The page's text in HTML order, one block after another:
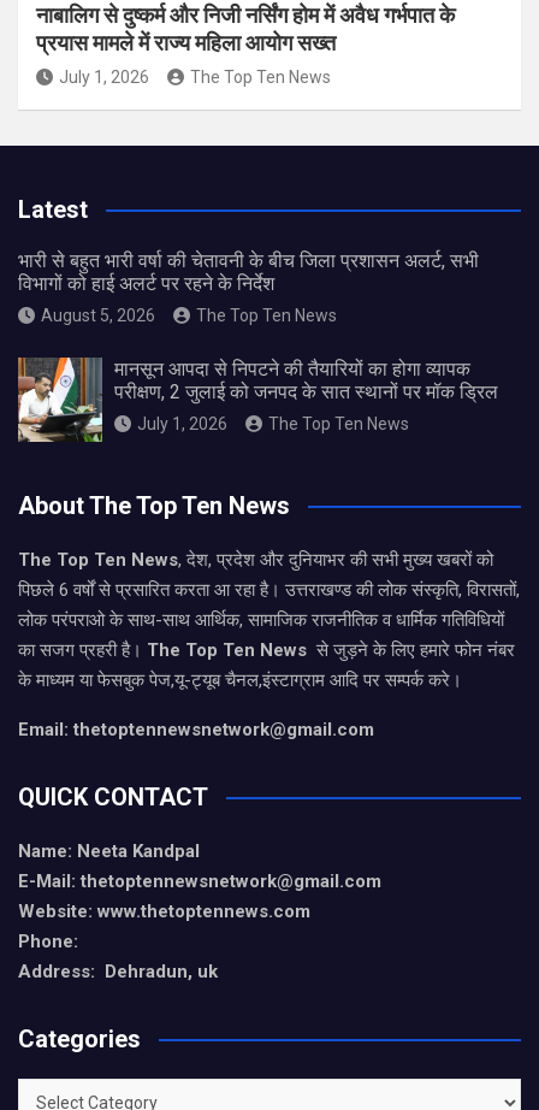
नाबालिग से दुष्कर्म और निजी नर्सिंग होम में अवैध गर्भपात के
प्रयास मामले में राज्य महिला आयोग सख्त
July 1, 2026 The Top Ten News
Latest
भारी से बहुत भारी वर्षा की चेतावनी के बीच जिला प्रशासन अलर्ट, सभी
विभागों को हाई अलर्ट पर रहने के निर्देश
August 5, 2026 The Top Ten News
मानसून आपदा से निपटने की तैयारियों का होगा व्यापक
परीक्षण, 2 जुलाई को जनपद के सात स्थानों पर मॉक ड्रिल
July 1, 2026 The Top Ten News
About The Top Ten News
The Top Ten News, देश, प्रदेश और दुनियाभर की सभी मुख्य खबरों को
पिछले 6 वर्षों से प्रसारित करता आ रहा है। उत्तराखण्ड की लोक संस्कृति, विरासतों,
लोक परंपराओ के साथ-साथ आर्थिक, सामाजिक राजनीतिक व धार्मिक गतिविधियों
का सजग प्रहरी है। The Top Ten News से जुड़ने के लिए हमारे फोन नंबर
के माध्यम या फेसबुक पेज,यू-ट्यूब चैनल,इंस्टाग्राम आदि पर सम्पर्क करे।
Email: thetoptennewsnetwork@gmail.com
QUICK CONTACT
Name: Neeta Kandpal
E-Mail: thetoptennewsnetwork@gmail.com
Website: www.thetoptennews.com
Phone:
Address: Dehradun, uk
Categories
Categories